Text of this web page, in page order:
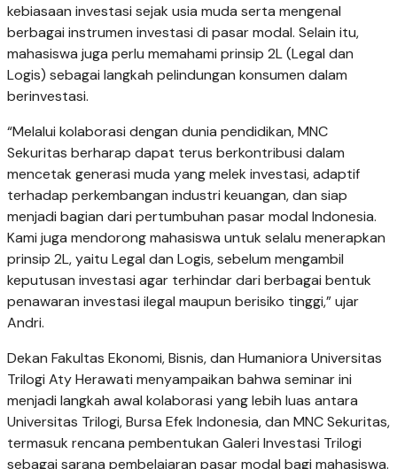
kebiasaan investasi sejak usia muda serta mengenal
berbagai instrumen investasi di pasar modal. Selain itu,
mahasiswa juga perlu memahami prinsip 2L (Legal dan
Logis) sebagai langkah pelindungan konsumen dalam
berinvestasi.
“Melalui kolaborasi dengan dunia pendidikan, MNC
Sekuritas berharap dapat terus berkontribusi dalam
mencetak generasi muda yang melek investasi, adaptif
terhadap perkembangan industri keuangan, dan siap
menjadi bagian dari pertumbuhan pasar modal Indonesia.
Kami juga mendorong mahasiswa untuk selalu menerapkan
prinsip 2L, yaitu Legal dan Logis, sebelum mengambil
keputusan investasi agar terhindar dari berbagai bentuk
penawaran investasi ilegal maupun berisiko tinggi,” ujar
Andri.
Dekan Fakultas Ekonomi, Bisnis, dan Humaniora Universitas
Trilogi Aty Herawati menyampaikan bahwa seminar ini
menjadi langkah awal kolaborasi yang lebih luas antara
Universitas Trilogi, Bursa Efek Indonesia, dan MNC Sekuritas,
termasuk rencana pembentukan Galeri Investasi Trilogi
sebagai sarana pembelajaran pasar modal bagi mahasiswa.